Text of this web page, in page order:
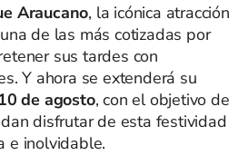
Araucano, la icónica atracción
de las más cotizadas por
sus tardes con
Y ahora se extenderá su
de agosto, con el objetivo de
disfrutar de esta festividad
e inolvidable.